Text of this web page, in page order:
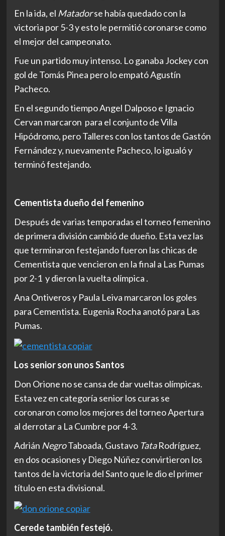
En la ida, el Matadorse había quedado con la
victoria por 5-3 y esto le permitió coronarse como
el mejor del campeonato.
Fue un partido muy intenso. Lo ganaba Jockey con
gol de Tomás Pinea pero lo empató Agustín
Pacheco.
En el segundo tiempo Angel Dalposo e Ignacio
Cervan marcaron para el conjunto de Villa
Hipódromo, pero Talleres con los tantos de Gastón
Fernández y, nuevamente Pacheco, lo igualó y
terminó festejando.
Cementista dueño del femenino
Después de varias temporadas el torneo femenino
de primera división cambió de dueño. Esta vez las
que terminaron festejando fueron las chicas de
Cementista que vencieron en la final a Las Pumas
por 2-1 y dieron la vuelta olímpica .
Ana Ontiveros y Paula Leiva marcaron los goles
para Cementista. Eugenia Rocha anotó para Las
Pumas.
Los senior son unos Santos
Don Orione no se cansa de dar vueltas olímpicas.
Esta vez en categoría senior los curas se
coronaron como los mejores del torneo Apertura
al derrotar a La Cumbre por 4-3.
Adrián NegroTaboada, Gustavo TataRodríguez,
en dos ocasiones y Diego Núñez convirtieron los
tantos de la victoria del Santo que le dio el primer
título en esta divisional.
Cerede también festejó.